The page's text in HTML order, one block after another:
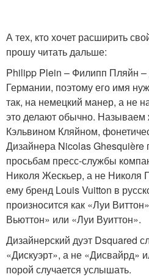
А тех, кто хочет расширить
прошу читать дальше:
Philipp Plein – Филипп Пляйн –
Германии, поэтому его имя
так, на немецкий манер, а не
это делают обычно.
Кэльвином Кляйном,
Дизайнера Nicolas Ghesquière
просьбам пресс-службы
Николя Жескьер, а не Николя
ему бренд Louis Vuitton в
произносится как «Луи
Вьюттон» или «Луи Вуиттон».
Дизайнерский дуэт Dsquared
«Дискуэрт», а не «Дисвайрд»
порой случается услышать.